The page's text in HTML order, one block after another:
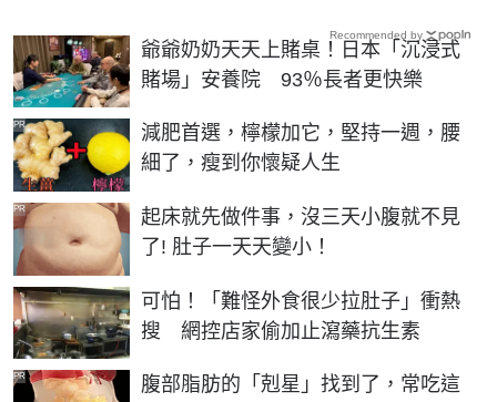
爺爺奶奶天天上賭桌！日本「沉浸式
賭場」安養院 93％長者更快樂
減肥首選，檸檬加它，堅持一週，腰
細了，瘦到你懷疑人生
PR
起床就先做件事，沒三天小腹就不見
了! 肚子一天天變小！
PR
可怕！「難怪外食很少拉肚子」衝熱
搜 網控店家偷加止瀉藥抗生素
腹部脂肪的「剋星」找到了，常吃這
PR
Recommended by